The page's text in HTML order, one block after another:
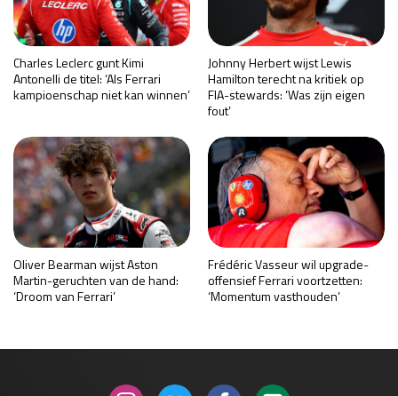
Charles Leclerc gunt Kimi
Antonelli de titel: ‘Als Ferrari
kampioenschap niet kan winnen’
Johnny Herbert wijst Lewis
Hamilton terecht na kritiek op
FIA-stewards: ‘Was zijn eigen
fout’
Oliver Bearman wijst Aston
Martin-geruchten van de hand:
‘Droom van Ferrari’
Frédéric Vasseur wil upgrade-
offensief Ferrari voortzetten:
‘Momentum vasthouden’